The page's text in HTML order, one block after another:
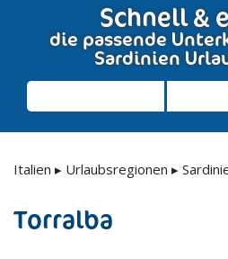
Schnell &
die passende
Sardinien
Italien ▸ Urlaubsregionen ▸
Torralba